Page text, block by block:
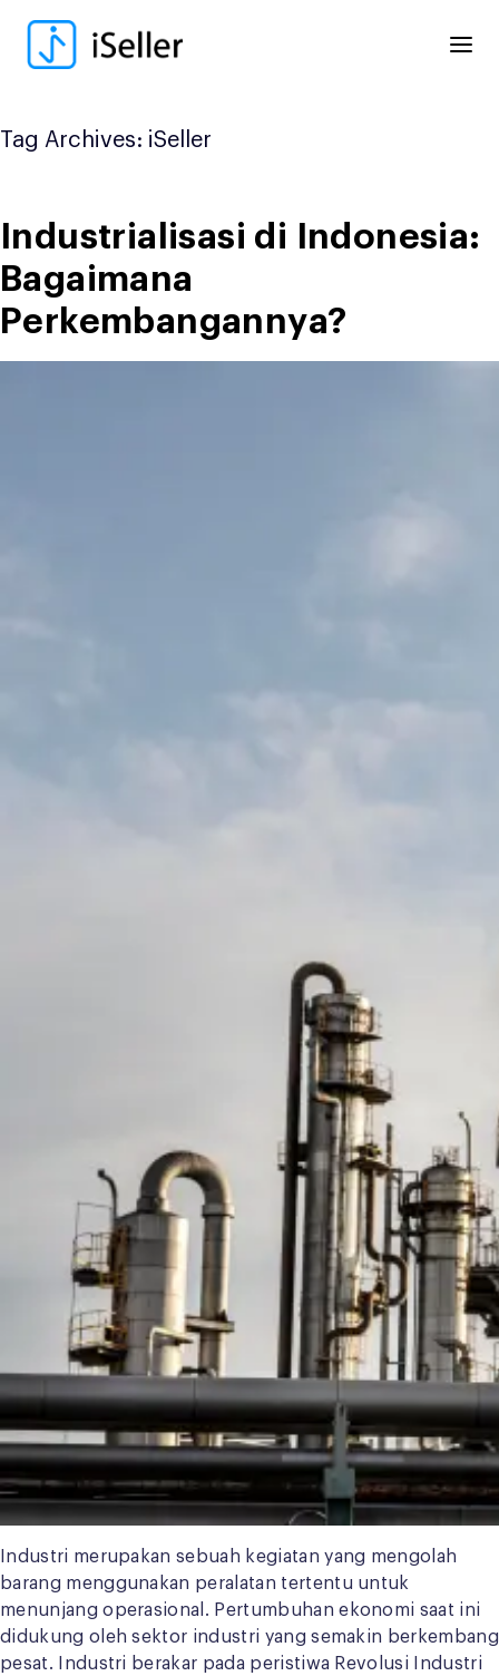
content
Tag Archives: iSeller
Industrialisasi di Indonesia:
Bagaimana
Perkembangannya?
Industri merupakan sebuah kegiatan yang mengolah
barang menggunakan peralatan tertentu untuk
menunjang operasional. Pertumbuhan ekonomi saat ini
didukung oleh sektor industri yang semakin berkembang
pesat. Industri berakar pada peristiwa Revolusi Industri